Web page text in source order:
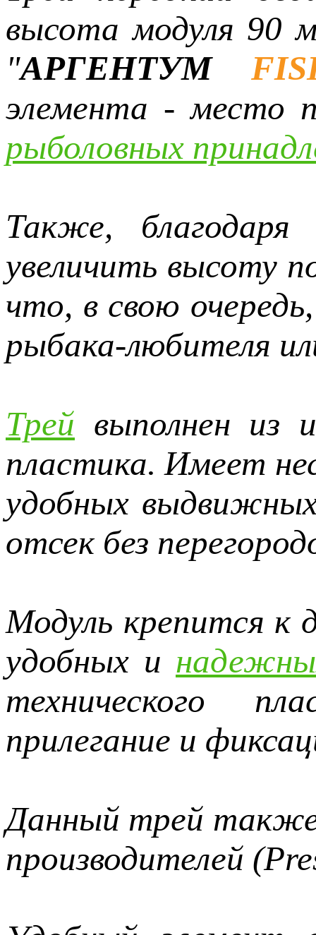
высота модуля 90
"АРГЕНТУМ
элемента - место
рыболовных
Также,
увеличить высоту
что, в свою
рыбака-любителя
Трей выполнен из
пластика. Имеет
удобных
отсек без
Модуль крепится к
удобных и
технического
прилегание и
Данный трей также
производителей